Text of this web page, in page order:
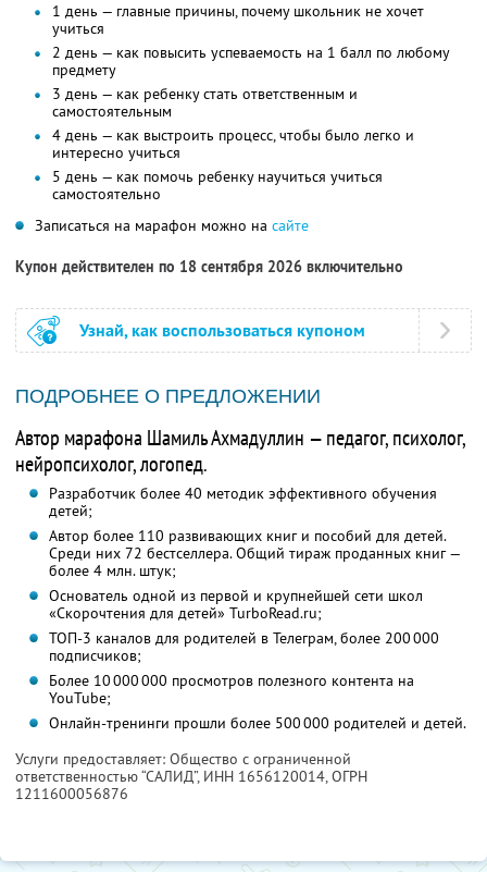
1 день — главные причины, почему школьник не хочет
учиться
2 день — как повысить успеваемость на 1 балл по любому
предмету
3 день — как ребенку стать ответственным и
самостоятельным
4 день — как выстроить процесс, чтобы было легко и
интересно учиться
5 день — как помочь ребенку научиться учиться
самостоятельно
Записаться на марафон можно на сайте
Купон действителен по 18 сентября 2026 включительно
Узнай, как воспользоваться купоном
ПОДРОБНЕЕ О ПРЕДЛОЖЕНИИ
Автор марафона Шамиль Ахмадуллин — педагог, психолог,
нейропсихолог, логопед.
Разработчик более 40 методик эффективного обучения
детей;
Автор более 110 развивающих книг и пособий для детей.
Среди них 72 бестселлера. Общий тираж проданных книг —
более 4 млн. штук;
Основатель одной из первой и крупнейшей сети школ
«Скорочтения для детей» TurboRead.ru;
ТОП-3 каналов для родителей в Телеграм, более 200 000
подписчиков;
Более 10 000 000 просмотров полезного контента на
YouTube;
Онлайн-тренинги прошли более 500 000 родителей и детей.
Услуги предоставляет: Общество с ограниченной
ответственностью “САЛИД”, ИНН 1656120014, ОГРН
1211600056876